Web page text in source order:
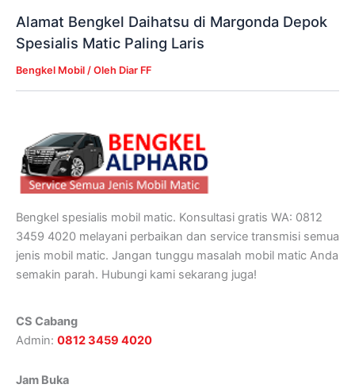
Alamat Bengkel Daihatsu di Margonda Depok
Spesialis Matic Paling Laris
Bengkel Mobil / Oleh Diar FF
Bengkel spesialis mobil matic. Konsultasi gratis WA: 0812
3459 4020 melayani perbaikan dan service transmisi semua
jenis mobil matic. Jangan tunggu masalah mobil matic Anda
semakin parah. Hubungi kami sekarang juga!
CS Cabang
Admin: 0812 3459 4020
Jam Buka